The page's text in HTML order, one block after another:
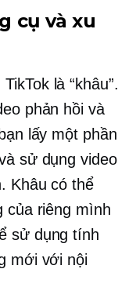
cụ và xu
là “khâu”.
phản hồi và
lấy một phần
sử dụng video
Khâu có thể
của riêng mình
sử dụng tính
mới với nội